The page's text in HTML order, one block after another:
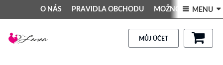
O NÁS PRAVIDLA OBCHODU MOŽNOSTI PLATBY
DEKORACE DO INTERIÉRU Kontakt GALERIE
 MENU 
MŮJ ÚČET